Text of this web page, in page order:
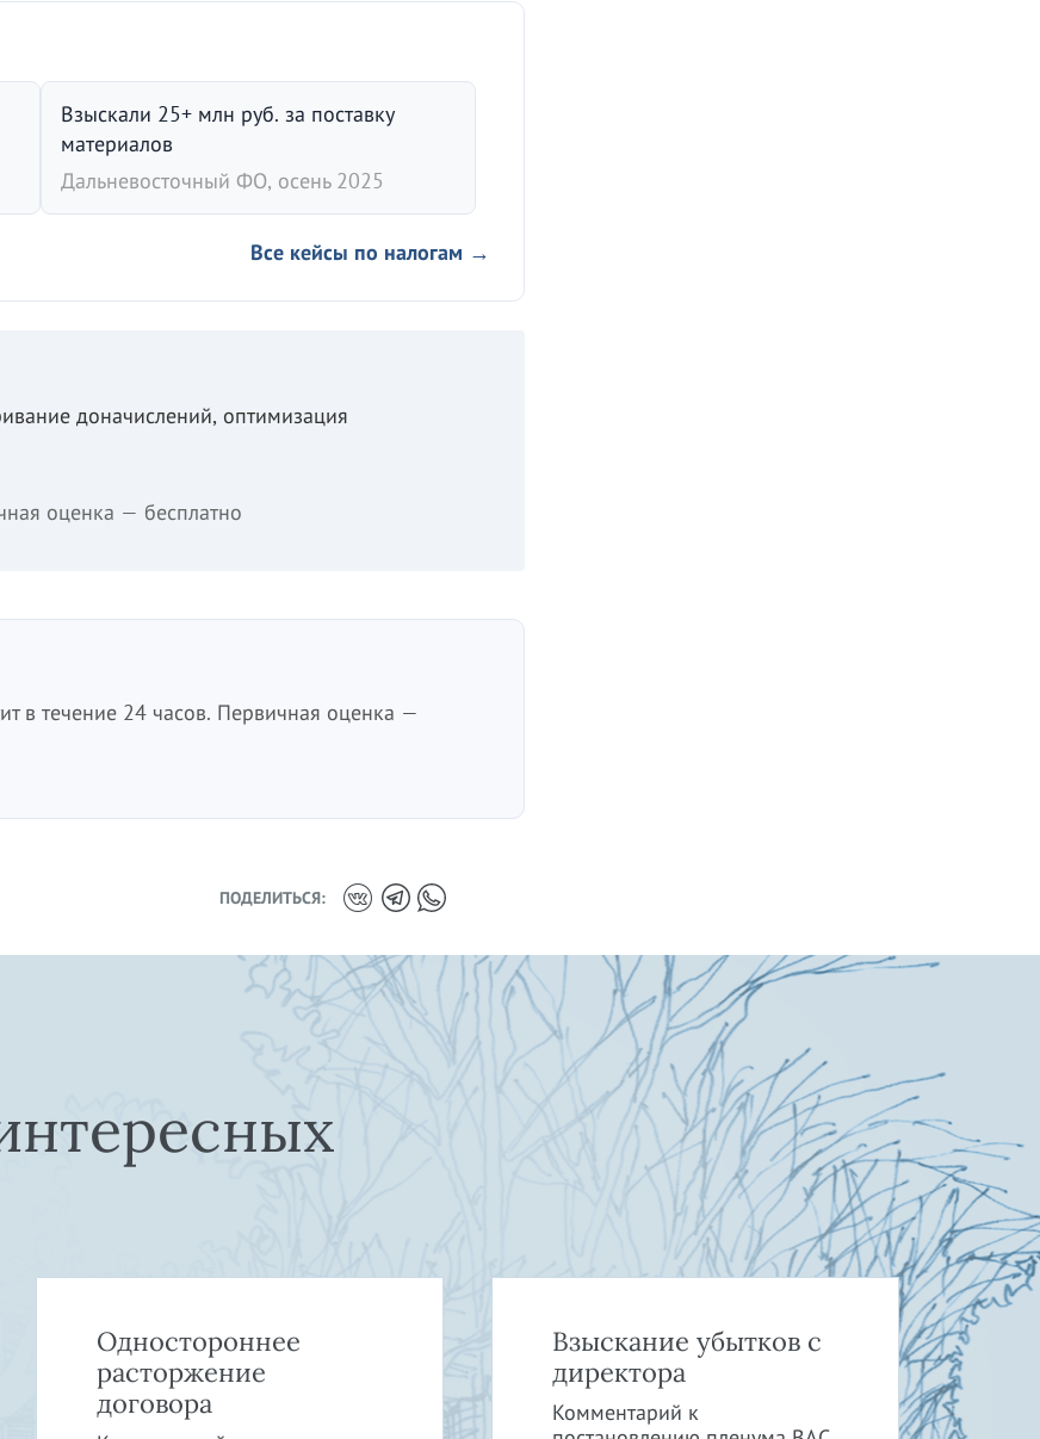
Взыскали 25+ млн руб. за поставку
материалов
Дальневосточный ФО, осень 2025
Все кейсы по налогам →
доначислений, оптимизация
оценка — бесплатно
в течение 24 часов. Первичная оценка —
ПОДЕЛИТЬСЯ:
Одностороннее
расторжение
договора
Взыскание убытков с
директора
Комментарий к